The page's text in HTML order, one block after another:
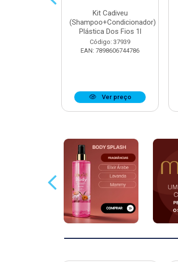
Kit Cadiveu
(Shampoo+Condicionador)
Plástica Dos Fios 1l
Código: 37939
EAN: 7898606744786
Ver preço